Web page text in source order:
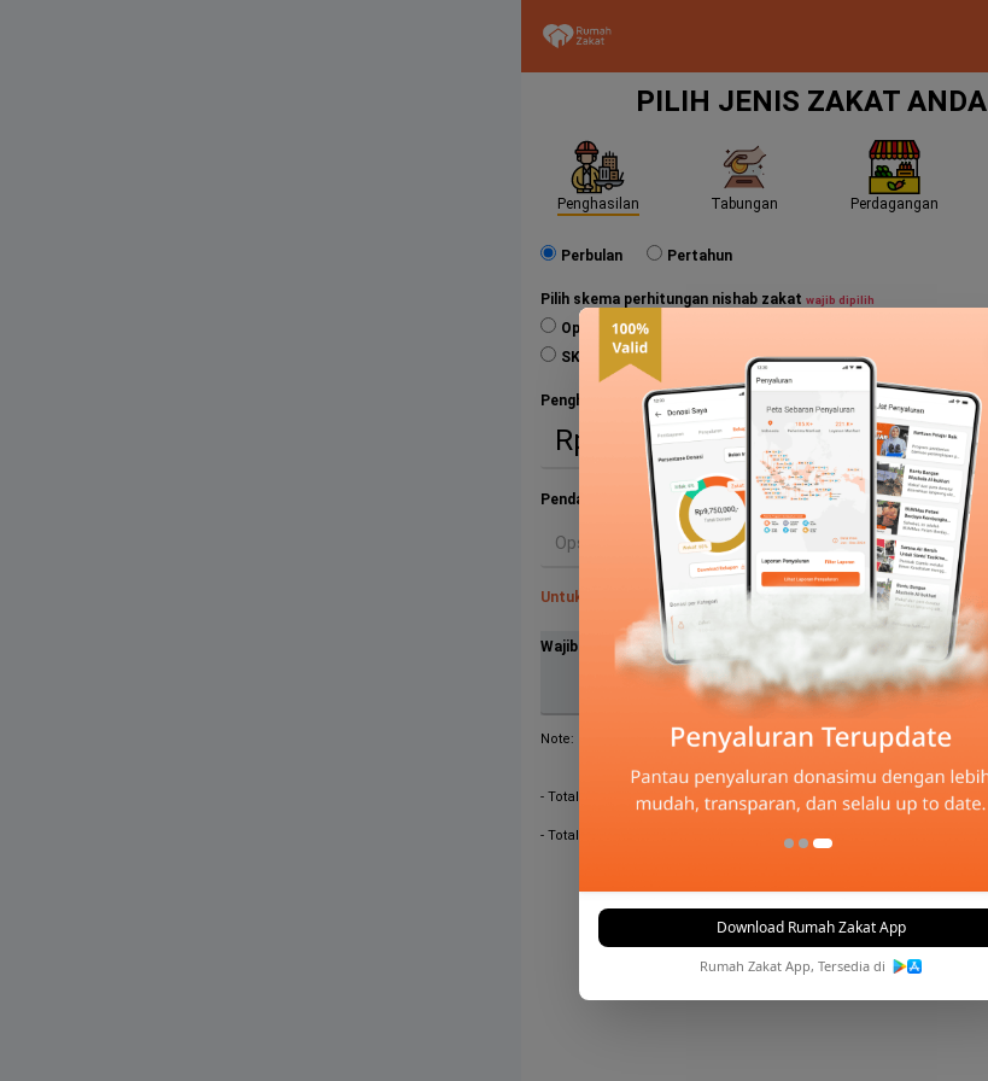
Download Rumah Zakat App
Rumah Zakat App, Tersedia di
PILIH JENIS ZAKAT ANDA
Penghasilan Tabungan Perdagangan
Perbulan Pertahun
Pilih skema perhitungan nishab zakat wajib dipilih
Opini Dewan Syariah Rumah Zakat
SK Ketua BAZNAS No. 15 tahun 2026
Penghasilan wajib diisi
Pendapatan Lain (Bonus, THR)
Untuk kehati-hatian dipotong dari gaji bruto
Wajib bayar
Note:
- Total Nishab Zakat (85 gr emas) perbulan setara dengan: Rp0
- Total Nishab Zakat (85 gr emas) pertahun setara dengan:
Rp0